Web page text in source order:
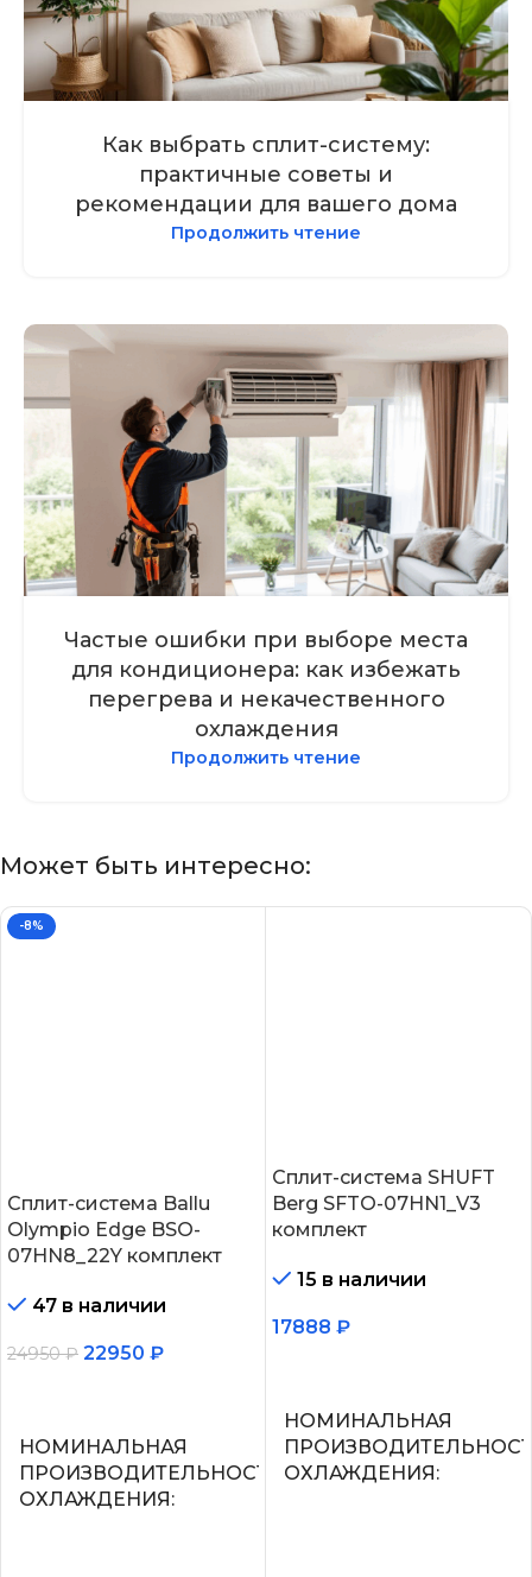
Как выбрать сплит-систему:
практичные советы и
рекомендации для вашего дома
Продолжить чтение
Частые ошибки при выборе места
для кондиционера: как избежать
перегрева и некачественного
охлаждения
Продолжить чтение
Может быть интересно:
-8%
Сплит-система Ballu
Olympio Edge BSO-
07HN8_22Y комплект
47 в наличии
24950₽ 22950 ₽
НОМИНАЛЬНАЯ
ПРОИЗВОДИТЕЛЬНОСТЬ
ОХЛАЖДЕНИЯ
Сплит-система SHUFT
Berg SFTO-07HN1_V3
комплект
15 в наличии
17888 ₽
НОМИНАЛЬНАЯ
ОХЛАЖДЕНИЯ